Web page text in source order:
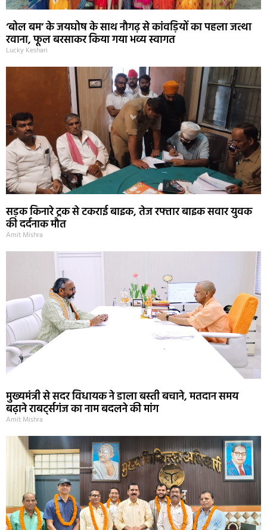
‘बोल बम’ के जयघोष के साथ नौगढ़ से कांवड़ियों का पहला जत्था
रवाना, फूल बरसाकर किया गया भव्य स्वागत
Lucky Keshari
सड़क किनारे ट्रक से टकराई बाइक, तेज रफ्तार बाइक सवार युवक
की दर्दनाक मौत
Amit Mishra
मुख्यमंत्री से सदर विधायक ने डाला बस्ती बचाने, मतदान समय
बढ़ाने राबर्ट्सगंज का नाम बदलने की मांग
Amit Mishra